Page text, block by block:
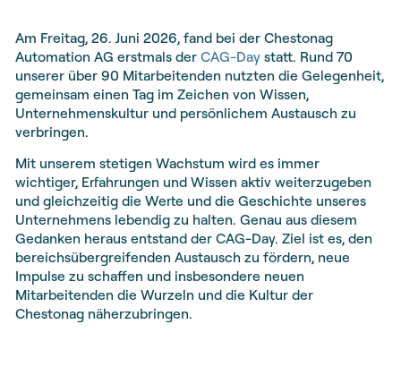
Am Freitag, 26. Juni 2026, fand bei der Chestonag
Automation AG erstmals derCAG-Day statt. Rund 70
unserer über 90 Mitarbeitenden nutzten die Gelegenheit,
gemeinsam einen Tag im Zeichen von Wissen,
Unternehmenskultur und persönlichem Austausch zu
verbringen.
Mit unserem stetigen Wachstum wird es immer
wichtiger, Erfahrungen und Wissen aktiv weiterzugeben
und gleichzeitig die Werte und die Geschichte unseres
Unternehmens lebendig zu halten. Genau aus diesem
Gedanken heraus entstand der CAG-Day. Ziel ist es, den
bereichsübergreifenden Austausch zu fördern, neue
Impulse zu schaffen und insbesondere neuen
Mitarbeitenden die Wurzeln und die Kultur der
Chestonag näherzubringen.